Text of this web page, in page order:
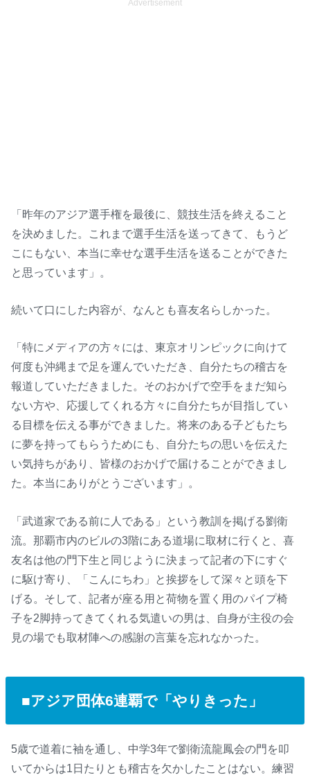
Advertisement
「昨年のアジア選手権を最後に、競技生活を終えること
を決めました。これまで選手生活を送ってきて、もうど
こにもない、本当に幸せな選手生活を送ることができた
と思っています」。
続いて口にした内容が、なんとも喜友名らしかった。
「特にメディアの方々には、東京オリンピックに向けて
何度も沖縄まで足を運んでいただき、自分たちの稽古を
報道していただきました。そのおかげで空手をまだ知ら
ない方や、応援してくれる方々に自分たちが目指してい
る目標を伝える事ができました。将来のある子どもたち
に夢を持ってもらうためにも、自分たちの思いを伝えた
い気持ちがあり、皆様のおかげで届けることができまし
た。本当にありがとうございます」。
「武道家である前に人である」という教訓を掲げる劉衛
流。那覇市内のビルの3階にある道場に取材に行くと、喜
友名は他の門下生と同じように決まって記者の下にすぐ
に駆け寄り、「こんにちわ」と挨拶をして深々と頭を下
げる。そして、記者が座る用と荷物を置く用のパイプ椅
子を2脚持ってきてくれる気遣いの男は、自身が主役の会
見の場でも取材陣への感謝の言葉を忘れなかった。
■アジア団体6連覇で「やりきった」
5歳で道着に袖を通し、中学3年で劉衛流龍鳳会の門を叩
いてからは1日たりとも稽古を欠かしたことはない。練習